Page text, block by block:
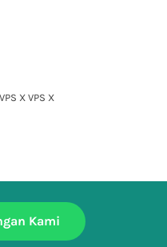
X VPS X
Kami